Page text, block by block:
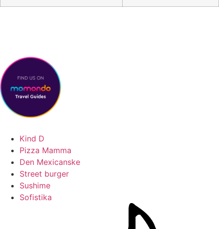
Kind D
Pizza Mamma
Den Mexicanske
Street burger
Sushime
Sofistika